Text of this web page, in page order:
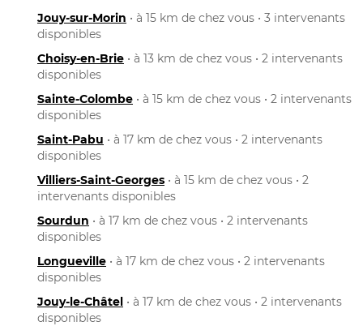
Jouy-sur-Morin • à 15 km de chez vous • 3 intervenants
disponibles
Choisy-en-Brie • à 13 km de chez vous • 2 intervenants
disponibles
Sainte-Colombe • à 15 km de chez vous • 2 intervenants
disponibles
Saint-Pabu • à 17 km de chez vous • 2 intervenants
disponibles
Villiers-Saint-Georges • à 15 km de chez vous • 2
intervenants disponibles
Sourdun • à 17 km de chez vous • 2 intervenants
disponibles
Longueville • à 17 km de chez vous • 2 intervenants
disponibles
Jouy-le-Châtel • à 17 km de chez vous • 2 intervenants
disponibles